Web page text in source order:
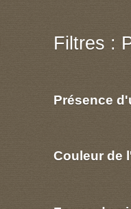
Filtres :
Présence
Couleur de